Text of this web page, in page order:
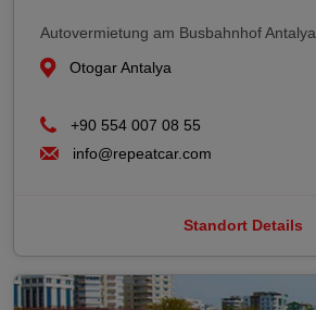
Autovermietung am Busbahnhof Antalya
Otogar Antalya
+90 554 007 08 55
info@repeatcar.com
Standort Details